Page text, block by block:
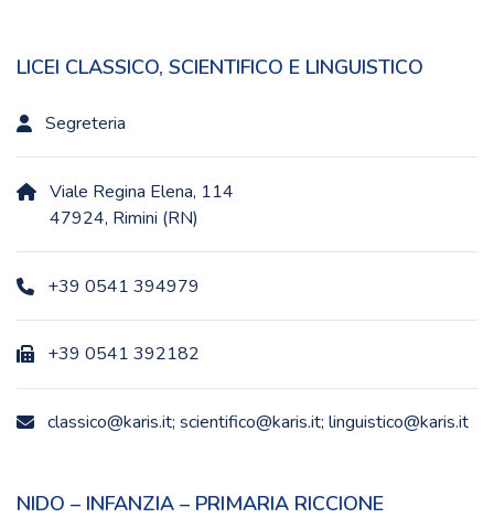
LICEI CLASSICO, SCIENTIFICO E LINGUISTICO
Segreteria
Viale Regina Elena, 114
47924, Rimini (RN)
+39 0541 394979
+39 0541 392182
classico@karis.it; scientifico@karis.it; linguistico@karis.it
NIDO – INFANZIA – PRIMARIA RICCIONE